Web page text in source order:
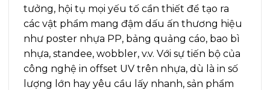
tưởng, hội tụ mọi yếu tố cần thiết để tạo ra
các vật phẩm mang đậm dấu ấn thương hiệu
như poster nhựa PP, bảng quảng cáo, bao bì
nhựa, standee, wobbler, v.v. Với sự tiến bộ của
công nghệ in offset UV trên nhựa, dù là in số
lượng lớn hay yêu cầu lấy nhanh, sản phẩm